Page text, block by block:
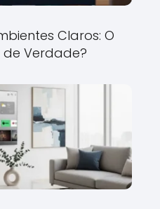
Claros: O
Verdade?